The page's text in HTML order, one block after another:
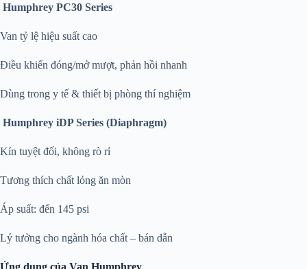
Humphrey PC30 Series
Van tỷ lệ hiệu suất cao
Điều khiển đóng/mở mượt, phản hồi nhanh
Dùng trong y tế & thiết bị phòng thí nghiệm
Humphrey iDP Series (Diaphragm)
Kín tuyệt đối, không rò rỉ
Tương thích chất lỏng ăn mòn
Áp suất: đến 145 psi
Lý tưởng cho ngành hóa chất – bán dẫn
Ứng dụng của Van Humphrey